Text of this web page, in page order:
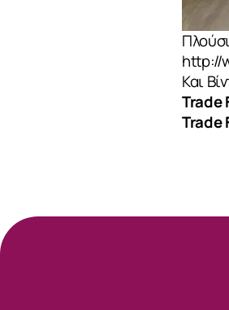
http://
Και
Trade
Trade